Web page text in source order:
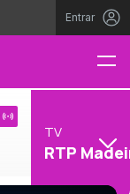
Entrar
TV
RTP